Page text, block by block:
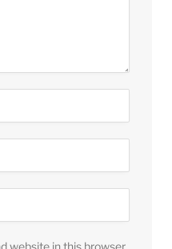
website in this browser